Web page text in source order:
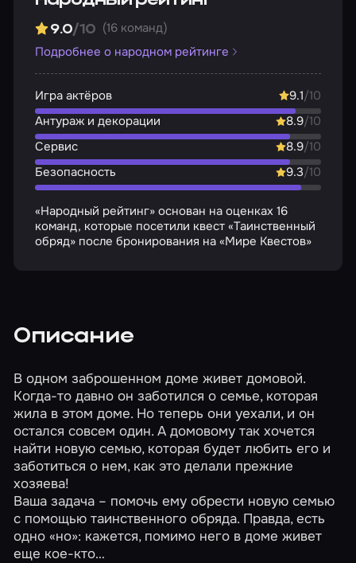
9.0/10 (16 команд)
Подробнее о народном рейтинге
Игра актёров 9.1/10
Антураж и декорации
8.9/10
Сервис
8.9/10
Безопасность
9.3/10
«Народный рейтинг» основан на оценках 16
команд, которые посетили квест «Таинственный
обряд» после бронирования на «Мире Квестов»
Описание
В одном заброшенном доме живет домовой.
Когда-то давно он заботился о семье, которая
жила в этом доме. Но теперь они уехали, и он
остался совсем один. А домовому так хочется
найти новую семью, которая будет любить его и
заботиться о нем, как это делали прежние
хозяева!
Ваша задача – помочь ему обрести новую семью
с помощью таинственного обряда. Правда, есть
одно «но»: кажется, помимо него в доме живет
еще кое-кто…